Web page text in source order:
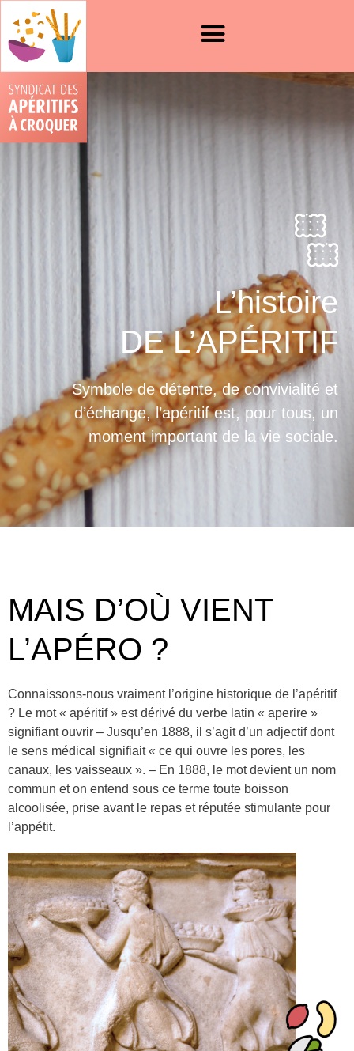
L’histoire
DE L’APÉRITIF
Symbole de détente, de convivialité et
d’échange, l’apéritif est, pour tous, un
moment important de la vie sociale.
MAIS D’OÙ VIENT
L’APÉRO ?
Connaissons-nous vraiment l’origine historique de l’apéritif
? Le mot « apéritif » est dérivé du verbe latin « aperire »
signifiant ouvrir – Jusqu’en 1888, il s’agit d’un adjectif dont
le sens médical signifiait « ce qui ouvre les pores, les
canaux, les vaisseaux ». – En 1888, le mot devient un nom
commun et on entend sous ce terme toute boisson
alcoolisée, prise avant le repas et réputée stimulante pour
l’appétit.